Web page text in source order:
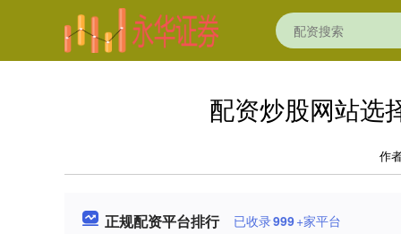
配资炒股网站选
作
正规配资平台排行 已收录999+家平台